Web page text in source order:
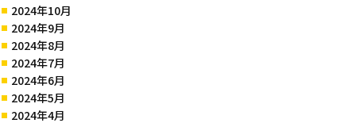
2024年10月
2024年9月
2024年8月
2024年7月
2024年6月
2024年5月
2024年4月